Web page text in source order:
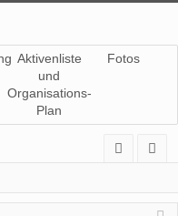
Aktivenliste
und
Organisations-
Plan
Fotos
m
ist